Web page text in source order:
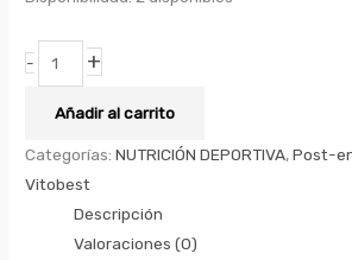
- +
Añadir al carrito
Categorías:NUTRICIÓN DEPORTIVA,Post-
Vitobest
Descripción
Valoraciones (0)